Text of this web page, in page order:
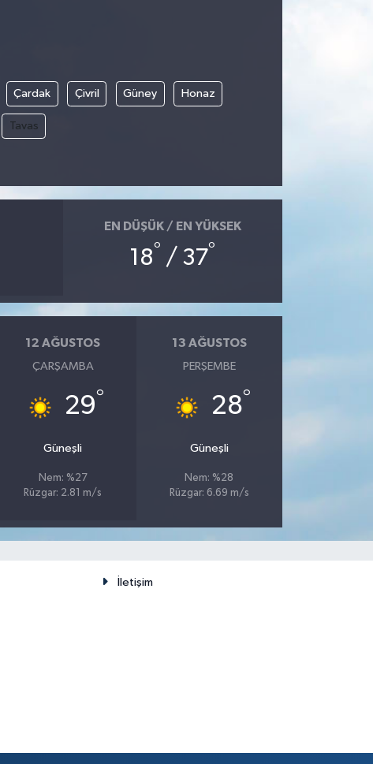
Çardak Çivril Güney Honaz
Tavas
EN DÜŞÜK / EN YÜKSEK
18° / 37°
12 AĞUSTOS
ÇARŞAMBA
29°
Güneşli
Nem: %27
Rüzgar: 2.81 m/s
13 AĞUSTOS
PERŞEMBE
28°
Güneşli
Nem: %28
Rüzgar: 6.69 m/s
İletişim